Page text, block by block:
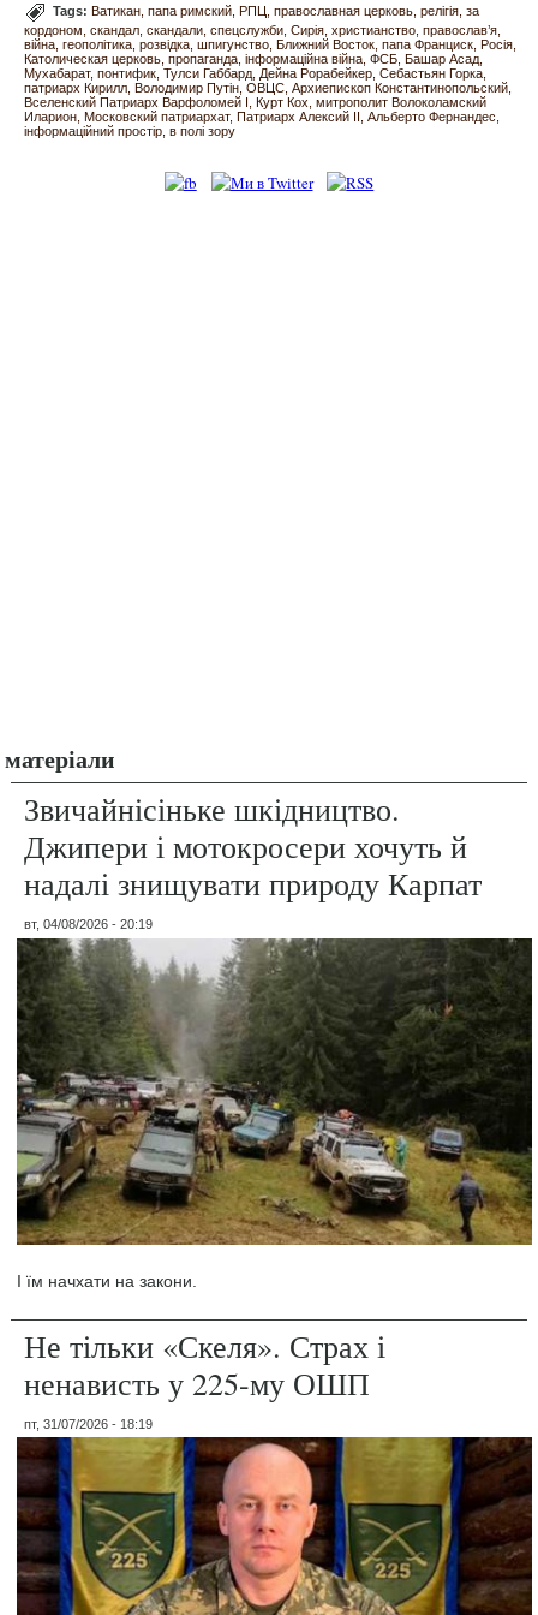
Tags:Ватикан папа римский РПЦ православная церковь релігія за
кордоном
скандал скандали спецслужби Сирія христианство православ’я
війна геополітика розвідка шпигунство Ближний Восток папа Франциск Росія
Католическая церковь пропаганда інформаційна війна ФСБ Башар Асад
Мухабарат понтифик Тулси Габбард Дейна Рорабейкер Себастьян Горка
патриарх Кирилл Володимир Путін ОВЦС Архиепископ Константинопольский
Вселенский Патриарх Варфоломей I
Курт Кох
митрополит Волоколамский
Иларион Московский патриархат Патриарх Алексий II
Альберто Фернандес
інформаційний простір в полі зору
матеріали
Звичайнісіньке шкідництво.
Джипери і мотокросери хочуть й
надалі знищувати природу Карпат
вт, 04/08/2026 - 20:19
І їм начхати на закони.
Не тільки «Скеля». Страх і
ненависть у 225-му ОШП
пт, 31/07/2026 - 18:19